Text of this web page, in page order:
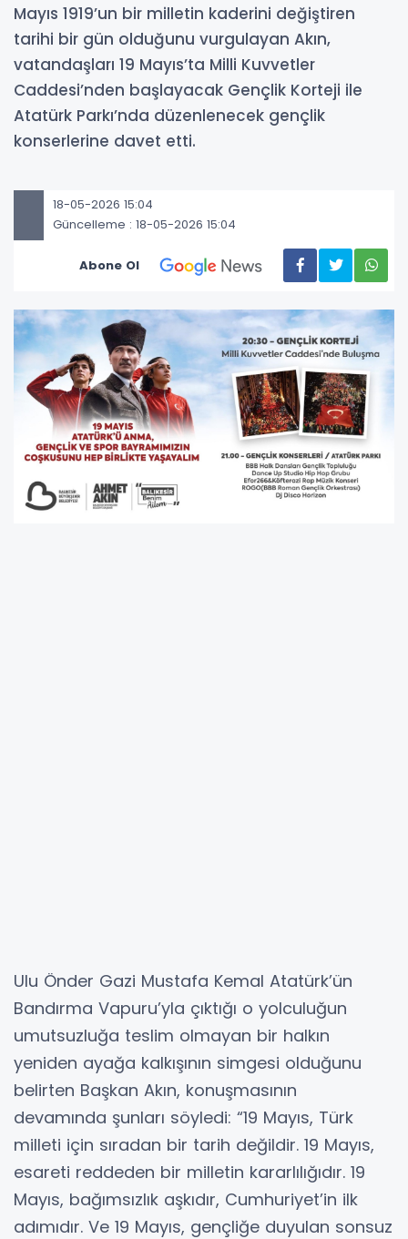
Mayıs 1919’un bir milletin kaderini değiştiren
tarihi bir gün olduğunu vurgulayan Akın,
vatandaşları 19 Mayıs’ta Milli Kuvvetler
Caddesi’nden başlayacak Gençlik Korteji ile
Atatürk Parkı’nda düzenlenecek gençlik
konserlerine davet etti.
18-05-2026 15:04
Güncelleme : 18-05-2026 15:04
Abone Ol
Ulu Önder Gazi Mustafa Kemal Atatürk’ün
Bandırma Vapuru’yla çıktığı o yolculuğun
umutsuzluğa teslim olmayan bir halkın
yeniden ayağa kalkışının simgesi olduğunu
belirten Başkan Akın, konuşmasının
devamında şunları söyledi: “19 Mayıs, Türk
milleti için sıradan bir tarih değildir. 19 Mayıs,
esareti reddeden bir milletin kararlılığıdır. 19
Mayıs, bağımsızlık aşkıdır, Cumhuriyet’in ilk
adımıdır. Ve 19 Mayıs, gençliğe duyulan sonsuz